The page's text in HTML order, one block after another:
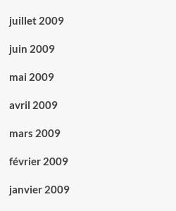
juillet 2009
juin 2009
mai 2009
avril 2009
mars 2009
février 2009
janvier 2009